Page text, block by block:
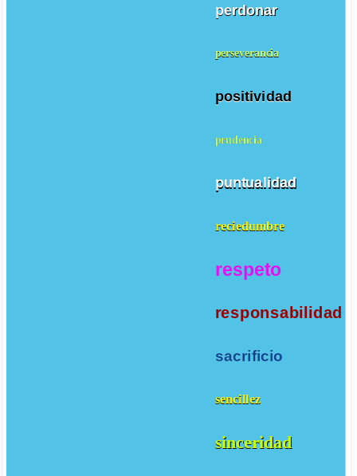
perdonar
perseverancia
positividad
prudencia
puntualidad
reciedumbre
respeto
responsabilidad
sacrificio
sencillez
sinceridad